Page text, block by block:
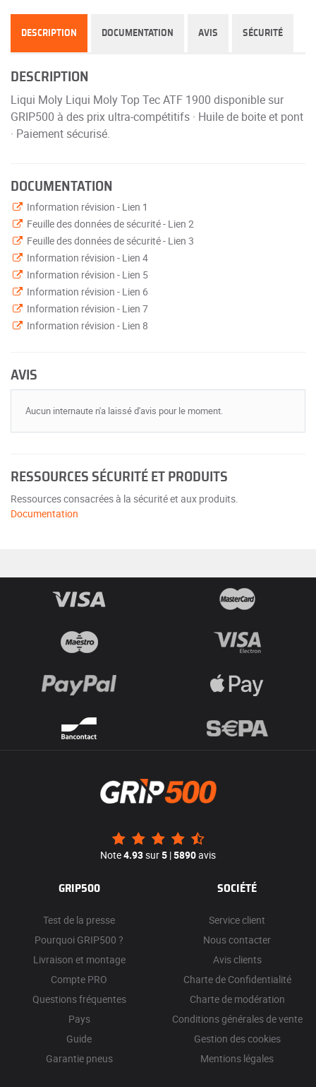
DESCRIPTION DOCUMENTATION AVIS SÉCURITÉ
DESCRIPTION
Liqui Moly Liqui Moly Top Tec ATF 1900 disponible sur
GRIP500 à des prix ultra-compétitifs · Huile de boite et pont
· Paiement sécurisé.
DOCUMENTATION
Information révision - Lien 1
Feuille des données de sécurité - Lien 2
Feuille des données de sécurité - Lien 3
Information révision - Lien 4
Information révision - Lien 5
Information révision - Lien 6
Information révision - Lien 7
Information révision - Lien 8
AVIS
Aucun internaute n'a laissé d'avis pour le moment.
RESSOURCES SÉCURITÉ ET PRODUITS
Ressources consacrées à la sécurité et aux produits.
Documentation
Note4.93sur5 |5890avis
GRIP500
Test de la presse
Pourquoi GRIP500 ?
Livraison et montage
Compte PRO
Questions fréquentes
Pays
Guide
Garantie pneus
SOCIÉTÉ
Service client
Nous contacter
Avis clients
Charte de Confidentialité
Charte de modération
Conditions générales de vente
Gestion des cookies
Mentions légales